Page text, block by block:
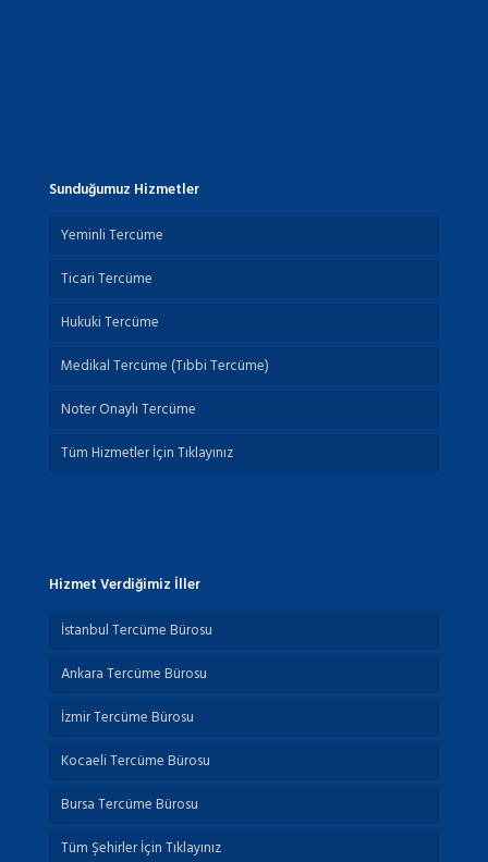
Sunduğumuz Hizmetler
Yeminli Tercüme
Ticari Tercüme
Hukuki Tercüme
Medikal Tercüme (Tıbbi Tercüme)
Noter Onaylı Tercüme
Tüm Hizmetler İçin Tıklayınız
Hizmet Verdiğimiz İller
İstanbul Tercüme Bürosu
Ankara Tercüme Bürosu
İzmir Tercüme Bürosu
Kocaeli Tercüme Bürosu
Bursa Tercüme Bürosu
Tüm Şehirler İçin Tıklayınız